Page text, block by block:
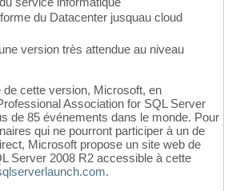
du Datacenter jusquau cloud
version très attendue au niveau
de cette version, Microsoft, en
Association for SQL Server
de 85 événements dans le monde. Pour
qui ne pourront participer à un de
Microsoft propose un site web de
Server 2008 R2 accessible à cette
.